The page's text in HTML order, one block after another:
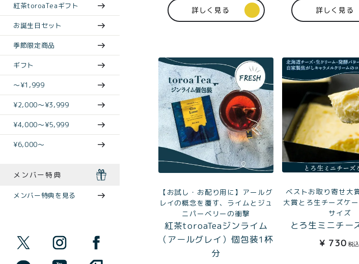
詳しく見る 詳しく見る
【お試し・お配り用に】アールグ
レイの概念を覆す、ライムとジュ
ニパーベリーの衝撃
紅茶toroaTeaジンライム
（アールグレイ）個包装1杯
分
ベストお取り寄せ大
大賞とろ生チーズケ
サイズ
とろ生ミニチー
¥ 730 税込
紅茶toroaTeaギフト
お誕生日セット
季節限定商品
ギフト
〜¥1,999
¥2,000〜¥3,999
¥4,000〜¥5,999
¥6,000〜
メンバー特典
メンバー特典を見る